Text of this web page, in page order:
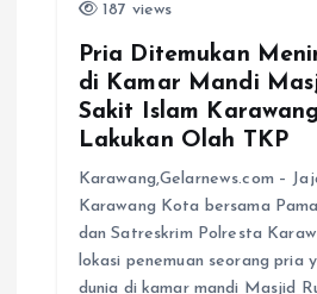
187 views
Pria Ditemukan
di Kamar Mandi
Sakit Islam
Lakukan Olah TKP
Karawang,Gelarnews.com –
Karawang Kota bersama
dan Satreskrim Polresta
lokasi penemuan seorang pria
dunia di kamar mandi Masjid